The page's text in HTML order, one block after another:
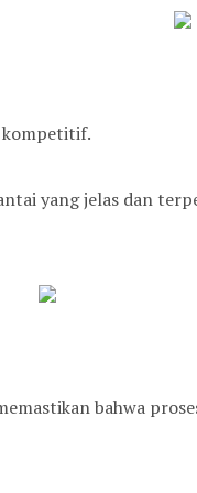
kompetitif.
yang jelas dan
bahwa